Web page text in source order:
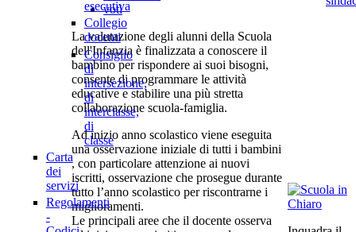
voti
La valutazione degli alunni della Scuola
dell'Infanzia è finalizzata a conoscere il
bambino per rispondere ai suoi bisogni,
consente di programmare le attività
educative e stabilire una più stretta
collaborazione scuola-famiglia.
Ad inizio anno scolastico viene eseguita
una osservazione iniziale di tutti i bambini
, con particolare attenzione ai nuovi
iscritti, osservazione che prosegue durante
tutto l’anno scolastico per riscontrarne i
miglioramenti.
Le principali aree che il docente osserva
esecutiva
Collegio
docenti
Consiglio
di
intersezione,
di
interclasse,
di
classe
Carta
dei
servizi
Regolamenti
-